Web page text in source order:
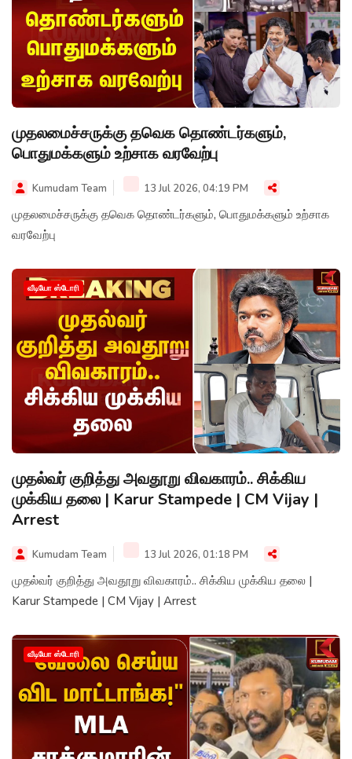
முதலமைச்சருக்கு தவெக தொண்டர்களும்,
பொதுமக்களும் உற்சாக வரவேற்பு
Kumudam Team 13 Jul 2026, 04:19 PM
முதலமைச்சருக்கு தவெக தொண்டர்களும், பொதுமக்களும் உற்சாக
வரவேற்பு
வீடியோ ஸ்டோரி
முதல்வர் குறித்து அவதூறு விவகாரம்.. சிக்கிய
முக்கிய தலை | Karur Stampede | CM Vijay |
Arrest
Kumudam Team 13 Jul 2026, 01:18 PM
முதல்வர் குறித்து அவதூறு விவகாரம்.. சிக்கிய முக்கிய தலை |
Karur Stampede | CM Vijay | Arrest
வீடியோ ஸ்டோரி